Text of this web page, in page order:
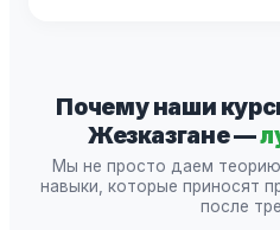
Почему наши
Жезказгане —
Мы не просто даем
навыки, которые приносят
после